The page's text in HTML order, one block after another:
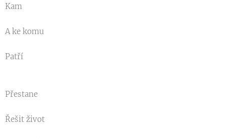
Kam
A ke komu
Patří
Přestane
Řešit život